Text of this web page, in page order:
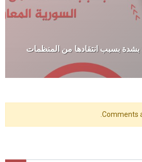
بشدة بسبب انتقادها من المنظمات
Comments